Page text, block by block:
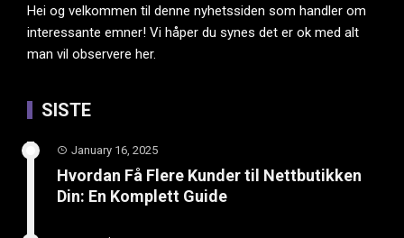
Hei og velkommen til denne nyhetssiden som handler om
interessante emner! Vi håper du synes det er ok med alt
man vil observere her.
SISTE
January 16, 2025
Hvordan Få Flere Kunder til Nettbutikken
Din: En Komplett Guide